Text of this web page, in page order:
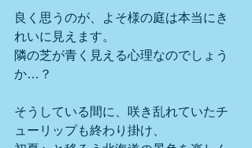
良く思うのが、よそ様の庭は本当にき
れいに見えます。
隣の芝が青く見える心理なのでしょう
か…？
そうしている間に、咲き乱れていたチ
ューリップも終わり掛け、